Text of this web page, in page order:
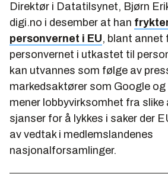
Direktør i Datatilsynet, Bjørn
digi.no i desember at han
personvernet i EU, blant annet
personvernet i utkastet til
kan utvannes som følge av
markedsaktører som Google
mener lobbyvirksomhet fra
sjanser for å lykkes i saker der
av vedtak i medlemslandenes
nasjonalforsamlinger.